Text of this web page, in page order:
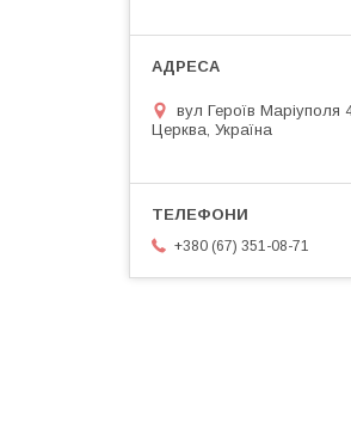
вул Героїв Маріуполя
Церква, Україна
+380 (67) 351-08-71